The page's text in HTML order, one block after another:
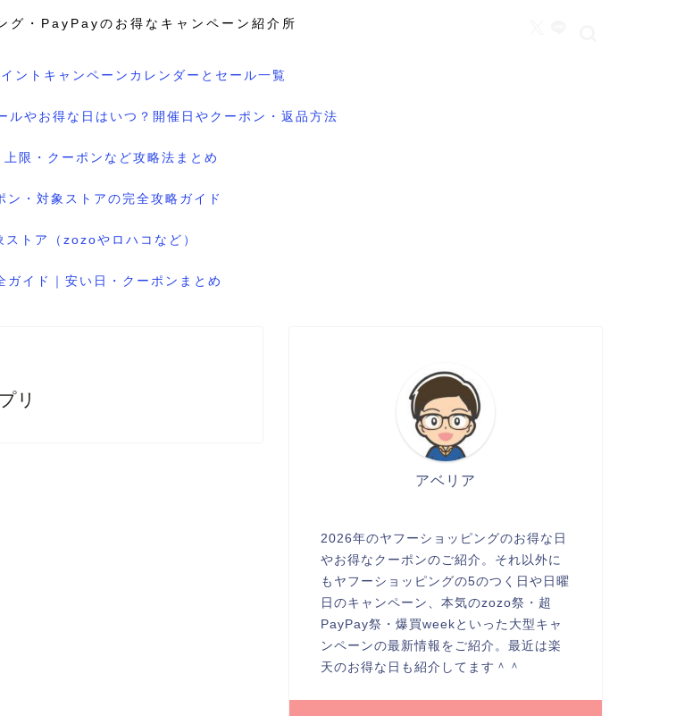
グ・PayPayのお得なキャンペーン紹介所
ントキャンペーンカレンダーとセール一覧
やお得な日はいつ？開催日やクーポン・返品方法
限・クーポンなど攻略法まとめ
・対象ストアの完全攻略ガイド
トア（zozoやロハコなど）
イド｜安い日・クーポンまとめ
リ
アベリア
2026年のヤフーショッピングのお得な日
やお得なクーポンのご紹介。それ以外に
もヤフーショッピングの5のつく日や日曜
日のキャンペーン、本気のzozo祭・超
PayPay祭・爆買weekといった大型キャ
ンペーンの最新情報をご紹介。最近は楽
天のお得な日も紹介してます＾＾